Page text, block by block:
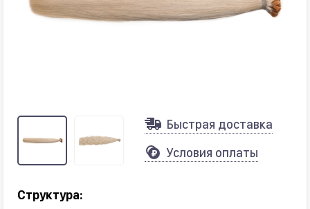
Быстрая доставка
Условия оплаты
Структура: